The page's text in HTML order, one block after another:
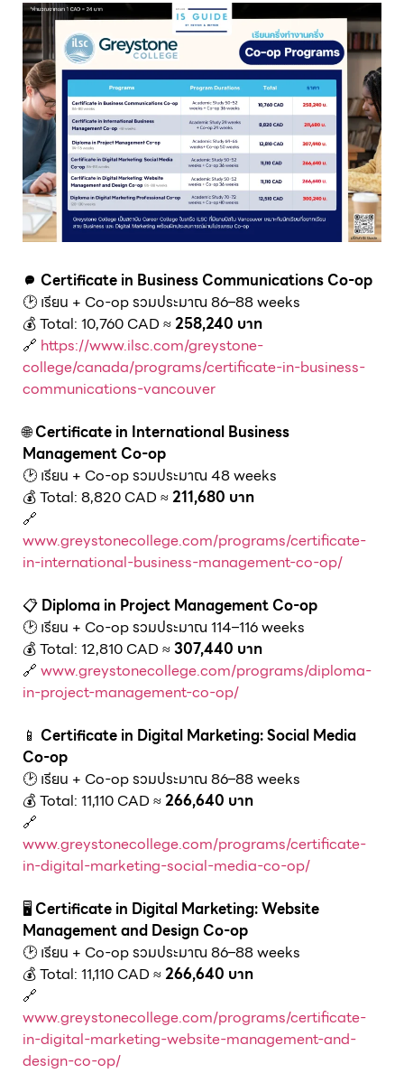
💬 Certificate in Business Communications Co-op
🕑 เรียน + Co-op รวมประมาณ 86–88 weeks
💰 Total: 10,760 CAD ≈ 258,240 บาท
🔗 https://www.ilsc.com/greystone-
college/canada/programs/certificate-in-business-
communications-vancouver
🌐Certificate in International Business
Management Co-op
🕑 เรียน + Co-op รวมประมาณ 48 weeks
💰 Total: 8,820 CAD ≈ 211,680 บาท
🔗
www.greystonecollege.com/programs/certificate-
in-international-business-management-co-op/
📋 Diploma in Project Management Co-op
🕑 เรียน + Co-op รวมประมาณ 114–116 weeks
💰 Total: 12,810 CAD ≈307,440 บาท
🔗 www.greystonecollege.com/programs/diploma-
in-project-management-co-op/
📱 Certificate in Digital Marketing: Social Media
Co-op
🕑 เรียน + Co-op รวมประมาณ 86–88 weeks
💰 Total: 11,110 CAD ≈ 266,640 บาท
🔗
www.greystonecollege.com/programs/certificate-
in-digital-marketing-social-media-co-op/
🖥️ Certificate in Digital Marketing: Website
Management and Design Co-op
🕑 เรียน + Co-op รวมประมาณ 86–88 weeks
💰 Total: 11,110 CAD ≈ 266,640 บาท
🔗
www.greystonecollege.com/programs/certificate-
in-digital-marketing-website-management-and-
design-co-op/